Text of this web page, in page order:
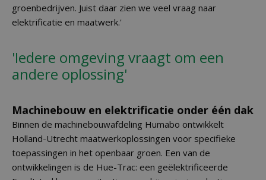
groenbedrijven. Juist daar zien we veel vraag naar
elektrificatie en maatwerk.'
'Iedere omgeving vraagt om een
andere oplossing'
Machinebouw en elektrificatie onder één dak
Binnen de machinebouwafdeling Humabo ontwikkelt
Holland-Utrecht maatwerkoplossingen voor specifieke
toepassingen in het openbaar groen. Een van de
ontwikkelingen is de Hue-Trac: een geëlektrificeerde